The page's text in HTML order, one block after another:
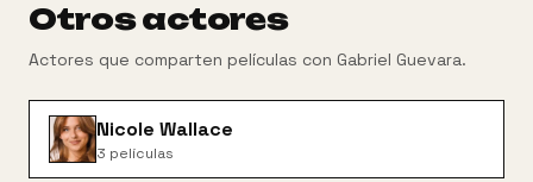
Otros actores
Actores que comparten películas con Gabriel Guevara.
Nicole Wallace
3 películas